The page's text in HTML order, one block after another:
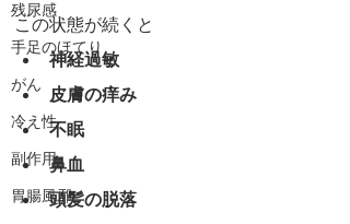
残尿感
手足のほてり
がん
冷え性
副作用
胃腸風邪
この状態が続くと
神経過敏
皮膚の痒み
不眠
鼻血
頭髪の脱落